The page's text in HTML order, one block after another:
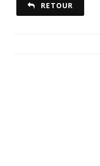
RETOUR